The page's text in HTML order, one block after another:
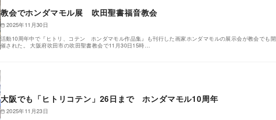
教会でホンダマモル展 吹田聖書福音教会
2025年11月30日
活動10周年中で『ヒトリ、コテン ホンダマモル作品集』も刊行した画家ホンダマモルの展示会が教会でも開
催された。 大阪府吹田市の吹田聖書教会で11月30日15時…
大阪でも「ヒトリコテン」26日まで ホンダマモル10周年
2025年11月23日